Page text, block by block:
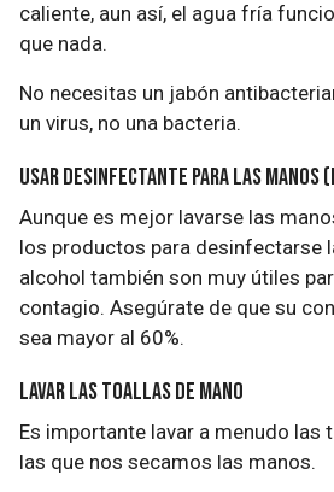
caliente, aun así, el agua fría
que nada.
No necesitas un jabón
un virus, no una bacteria.
Usar desinfectante para las manos
Aunque es mejor lavarse las
los productos para desinfectarse
alcohol también son muy útiles
contagio. Asegúrate de que su
sea mayor al 60%.
Lavar las toallas de mano
Es importante lavar a menudo las
las que nos secamos las manos.